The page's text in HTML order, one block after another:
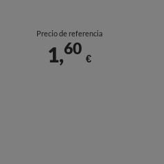
Precio de referencia
1,60
€